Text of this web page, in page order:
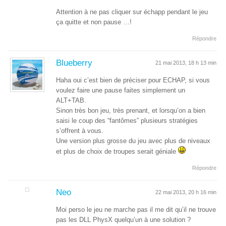
Attention à ne pas cliquer sur échapp pendant le jeu
ça quitte et non pause …!
Répondre
Blueberry 21 mai 2013, 18 h 13 min
Haha oui c’est bien de préciser pour ECHAP, si vous
voulez faire une pause faites simplement un
ALT+TAB.
Sinon très bon jeu, très prenant, et lorsqu’on a bien
saisi le coup des “fantômes” plusieurs stratégies
s’offrent à vous.
Une version plus grosse du jeu avec plus de niveaux
et plus de choix de troupes serait géniale
Répondre
Neo 22 mai 2013, 20 h 16 min
Moi perso le jeu ne marche pas il me dit qu’il ne trouve
pas les DLL PhysX quelqu’un à une solution ?